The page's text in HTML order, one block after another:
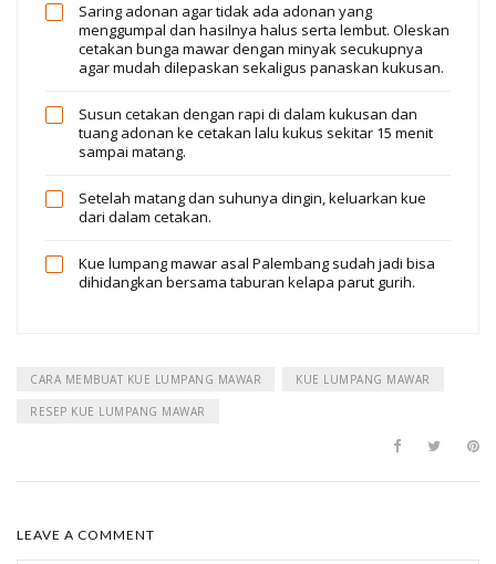
Saring adonan agar tidak ada adonan yang
menggumpal dan hasilnya halus serta lembut. Oleskan
cetakan bunga mawar dengan minyak secukupnya
agar mudah dilepaskan sekaligus panaskan kukusan.
Susun cetakan dengan rapi di dalam kukusan dan
tuang adonan ke cetakan lalu kukus sekitar 15 menit
sampai matang.
Setelah matang dan suhunya dingin, keluarkan kue
dari dalam cetakan.
Kue lumpang mawar asal Palembang sudah jadi bisa
dihidangkan bersama taburan kelapa parut gurih.
CARA MEMBUAT KUE LUMPANG MAWAR KUE LUMPANG MAWAR
RESEP KUE LUMPANG MAWAR
LEAVE A COMMENT